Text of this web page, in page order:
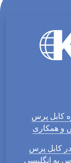
کابل پرس
و همکاری
کابل پرس
به انگلیسی